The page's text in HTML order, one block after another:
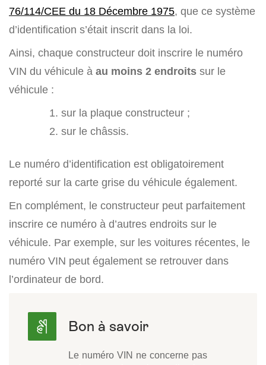
76/114/CEE du 18 Décembre 1975, que ce système
d’identification s’était inscrit dans la loi.
Ainsi, chaque constructeur doit inscrire le numéro
VIN du véhicule à au moins 2 endroits sur le
véhicule :
sur la plaque constructeur ;
sur le châssis.
Le numéro d’identification est obligatoirement
reporté sur la carte grise du véhicule également.
En complément, le constructeur peut parfaitement
inscrire ce numéro à d’autres endroits sur le
véhicule. Par exemple, sur les voitures récentes, le
numéro VIN peut également se retrouver dans
l’ordinateur de bord.
Le numéro VIN ne concerne pas